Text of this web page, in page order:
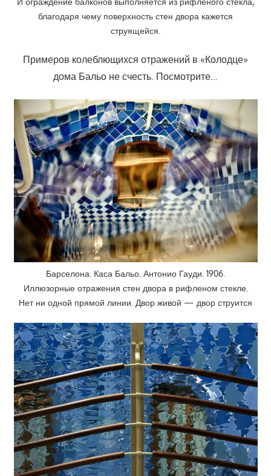
благодаря чему поверхность стен двора кажется
струящейся.
Примеров колеблющихся отражений в «Колодце»
дома Бальо не счесть. Посмотрите…
Барселона. Каса Бальо. Антонио Гауди. 1906.
Иллюзорные отражения стен двора в рифленом стекле.
Нет ни одной прямой линии. Двор живой — двор струится